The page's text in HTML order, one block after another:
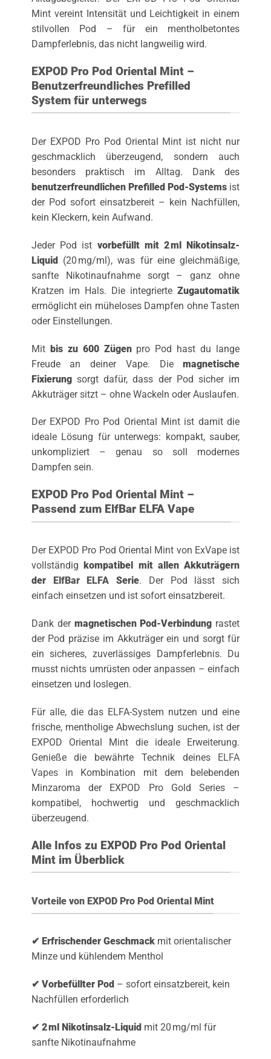
Mint vereint Intensität und Leichtigkeit in einem
stilvollen Pod – für ein mentholbetontes
Dampferlebnis, das nicht langweilig wird.
EXPOD Pro Pod Oriental Mint –
Benutzerfreundliches Prefilled
System für unterwegs
Der EXPOD Pro Pod Oriental Mint ist nicht nur
geschmacklich überzeugend, sondern auch
besonders praktisch im Alltag. Dank des
benutzerfreundlichen Prefilled Pod-Systems ist
der Pod sofort einsatzbereit – kein Nachfüllen,
kein Kleckern, kein Aufwand.
Jeder Pod ist vorbefüllt mit 2 ml Nikotinsalz-
Liquid(20 mg/ml), was für eine gleichmäßige,
sanfte Nikotinaufnahme sorgt – ganz ohne
Kratzen im Hals. Die integrierteZugautomatik
ermöglicht ein müheloses Dampfen ohne Tasten
oder Einstellungen.
Mit bis zu 600 Zügenpro Pod hast du lange
Freude an deiner Vape. Diemagnetische
Fixierungsorgt dafür, dass der Pod sicher im
Akkuträger sitzt – ohne Wackeln oder Auslaufen.
Der EXPOD Pro Pod Oriental Mint ist damit die
ideale Lösung für unterwegs: kompakt, sauber,
unkompliziert – genau so soll modernes
Dampfen sein.
EXPOD Pro Pod Oriental Mint –
Passend zum ElfBar ELFA Vape
Der EXPOD Pro Pod Oriental Mint von ExVape ist
vollständig
kompatibel mit allen Akkuträgern
der
ElfBar ELFA Serie. Der Pod lässt sich
einfach einsetzen und ist sofort einsatzbereit.
Dank der magnetischen Pod-Verbindung rastet
der Pod präzise im Akkuträger ein und sorgt für
ein sicheres, zuverlässiges Dampferlebnis. Du
musst nichts umrüsten oder anpassen – einfach
einsetzen und loslegen.
Für alle, die das ELFA-System nutzen und eine
frische, mentholige Abwechslung suchen, ist der
EXPOD Oriental Mint die ideale Erweiterung.
Genieße die bewährte Technik deines ELFA
Vapesin Kombination mit dem belebenden
Minzaroma der EXPOD Pro Gold Series –
kompatibel, hochwertig und geschmacklich
überzeugend.
Alle Infos zu EXPOD Pro Pod Oriental
Mint im Überblick
Vorteile von EXPOD Pro Pod Oriental Mint
✔ Erfrischender Geschmackmit orientalischer
Minze und kühlendem Menthol
✔ Vorbefüllter Pod– sofort einsatzbereit, kein
Nachfüllen erforderlich
✔ 2 ml Nikotinsalz-Liquidmit 20 mg/ml für
sanfte Nikotinaufnahme